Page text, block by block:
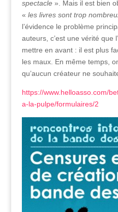
spectacle». Mais il est bien
« les livres sont trop
l’évidence le problème
auteurs, c’est une vérité que
mettre en avant : il est plus
les maux. En même temps,
qu’aucun créateur ne
https://www.helloasso.com/
a-la-pulpe/formulaires/2